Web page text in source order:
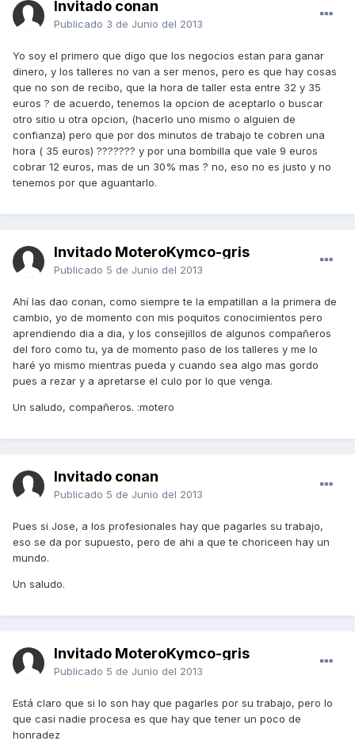
Invitado conan
Publicado 3 de Junio del 2013
Yo soy el primero que digo que los negocios estan para ganar
dinero, y los talleres no van a ser menos, pero es que hay cosas
que no son de recibo, que la hora de taller esta entre 32 y 35
euros ? de acuerdo, tenemos la opcion de aceptarlo o buscar
otro sitio u otra opcion, (hacerlo uno mismo o alguien de
confianza) pero que por dos minutos de trabajo te cobren una
hora ( 35 euros) ??????? y por una bombilla que vale 9 euros
cobrar 12 euros, mas de un 30% mas ? no, eso no es justo y no
tenemos por que aguantarlo.
Invitado MoteroKymco-gris
Publicado 5 de Junio del 2013
Ahí las dao conan, como siempre te la empatillan a la primera de
cambio, yo de momento con mis poquitos conocimientos pero
aprendiendo dia a dia, y los consejillos de algunos compañeros
del foro como tu, ya de momento paso de los talleres y me lo
haré yo mismo mientras pueda y cuando sea algo mas gordo
pues a rezar y a apretarse el culo por lo que venga.
Un saludo, compañeros. :motero
Invitado conan
Publicado 5 de Junio del 2013
Pues si Jose, a los profesionales hay que pagarles su trabajo,
eso se da por supuesto, pero de ahi a que te choriceen hay un
mundo.
Un saludo.
Invitado MoteroKymco-gris
Publicado 5 de Junio del 2013
Está claro que si lo son hay que pagarles por su trabajo, pero lo
que casi nadie procesa es que hay que tener un poco de
honradez